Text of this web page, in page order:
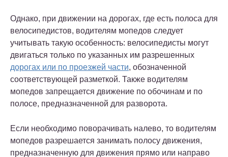
Однако, при движении на дорогах, где есть полоса для
велосипедистов, водителям мопедов следует
учитывать такую особенность: велосипедисты могут
двигаться только по указанных им разрешенных
дорогах или по проезжей части, обозначенной
соответствующей разметкой. Также водителям
мопедов запрещается движение по обочинам и по
полосе, предназначенной для разворота.
Если необходимо поворачивать налево, то водителям
мопедов разрешается занимать полосу движения,
предназначенную для движения прямо или направо